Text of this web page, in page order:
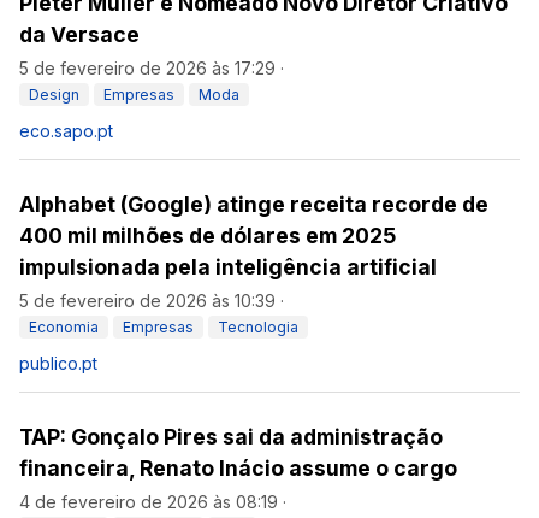
da Versace
5 de fevereiro de 2026 às 17:29 ·
Design Empresas Moda
eco.sapo.pt
Alphabet (Google) atinge receita recorde de
400 mil milhões de dólares em 2025
impulsionada pela inteligência artificial
5 de fevereiro de 2026 às 10:39 ·
Economia Empresas Tecnologia
publico.pt
TAP: Gonçalo Pires sai da administração
financeira, Renato Inácio assume o cargo
4 de fevereiro de 2026 às 08:19 ·